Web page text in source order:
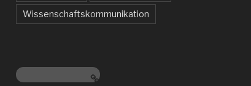
Wissenschaftskommunikation
www.sfb1232.de